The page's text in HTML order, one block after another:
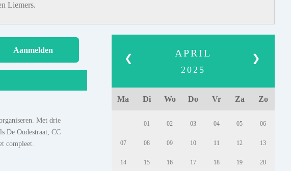
Liemers.
Aanmelden
Met drie
De Oudestraat, CC
compleet.
❮ ❯
APRIL
2025
Ma Di Wo Do Vr Za Zo
01 02 03 04 05 06
07 08 09 10 11 12 13
14 15 16 17 18 19 20